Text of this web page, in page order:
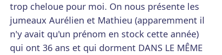
trop cheloue pour moi. On nous présente les
jumeaux Aurélien et Mathieu (apparemment il
n'y avait qu'un prénom en stock cette année)
qui ont 36 ans et qui dorment DANS LE MÊME